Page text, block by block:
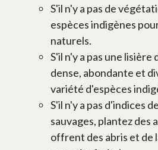
S'il n'y a pas de
espèces indigènes
naturels.
S'il n'y a pas une
dense, abondante et
variété d'espèces
S'il n'y a pas d'indices
sauvages, plantez des
offrent des abris et de